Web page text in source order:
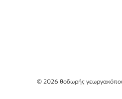
© 2026 θοδωρής